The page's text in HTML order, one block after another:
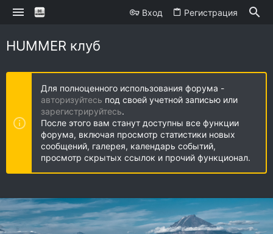
Вход Регистрация
HUMMER клуб
Для полноценного использования форума -
авторизуйтесь под своей учетной записью или
зарегистрируйтесь.
После этого вам станут доступны все функции
форума, включая просмотр статистики новых
сообщений, галерея, календарь событий,
просмотр скрытых ссылок и прочий функционал.